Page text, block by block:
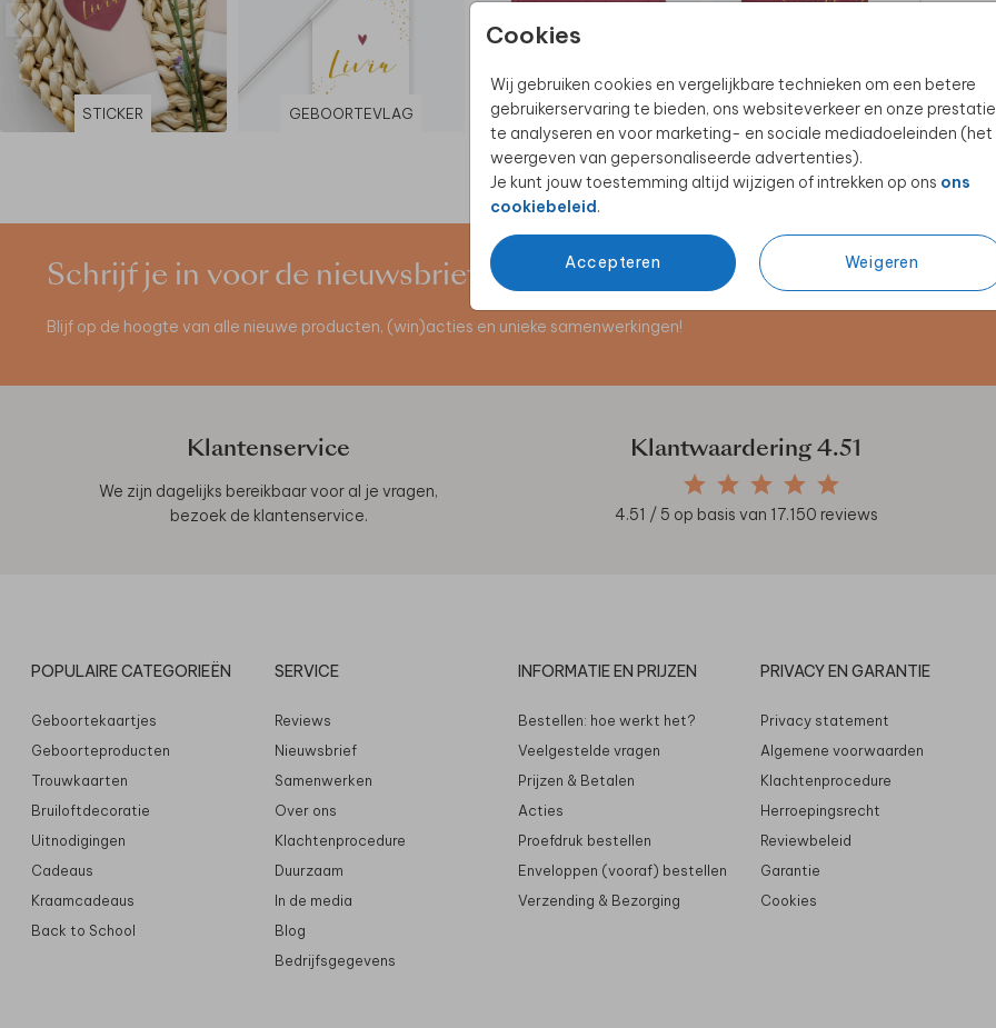
Cookies
Wij gebruiken cookies en vergelijkbare technieken om een betere
gebruikerservaring te bieden, ons websiteverkeer en onze
te analyseren en voor marketing- en sociale mediadoeleinden (het
weergeven van gepersonaliseerde advertenties).
Je kunt jouw toestemming altijd wijzigen of intrekken op ons ons
cookiebeleid.
Accepteren Weigeren
STICKER GEBOORTEVLAG KRAAMBEZOEKBOEK KRAAMBORRELKAARTJE
Schrijf je in voor de nieuwsbrief
Blijf op de hoogte van alle nieuwe producten, (win)acties en unieke samenwerkingen!
Klantenservice
We zijn dagelijks bereikbaar voor al je vragen,
bezoek de klantenservice.
Klantwaardering4.51
4.51 / 5 op basis van 17.150 reviews
POPULAIRE CATEGORIEËN
Geboortekaartjes
Geboorteproducten
Trouwkaarten
Bruiloftdecoratie
Uitnodigingen
Cadeaus
Kraamcadeaus
Back to School
SERVICE
Reviews
Nieuwsbrief
Samenwerken
Over ons
Klachtenprocedure
Duurzaam
In de media
Blog
Bedrijfsgegevens
INFORMATIE EN PRIJZEN
Bestellen: hoe werkt het?
Veelgestelde vragen
Prijzen & Betalen
Acties
Proefdruk bestellen
Enveloppen (vooraf) bestellen
Verzending & Bezorging
PRIVACY EN GARANTIE
Privacy statement
Algemene voorwaarden
Klachtenprocedure
Herroepingsrecht
Reviewbeleid
Garantie
Cookies